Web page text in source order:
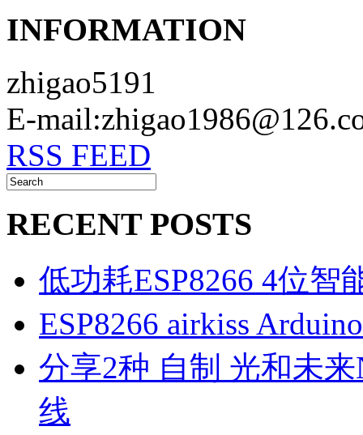
INFORMATION
zhigao5191
E-
RSS FEED
RECENT POSTS
低功耗ESP8266 4位智
ESP8266 airkiss
分享2种 自制 光和未来
线